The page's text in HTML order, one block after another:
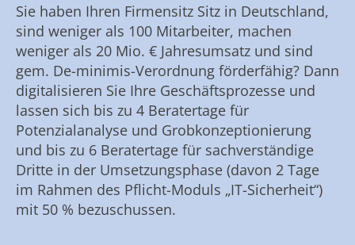
Sie haben Ihren Firmensitz Sitz in Deutschland,
sind weniger als 100 Mitarbeiter, machen
weniger als 20 Mio. € Jahresumsatz und sind
gem. De-minimis-Verordnung förderfähig? Dann
digitalisieren Sie Ihre Geschäftsprozesse und
lassen sich bis zu 4 Beratertage für
Potenzialanalyse und Grobkonzeptionierung
und bis zu 6 Beratertage für sachverständige
Dritte in der Umsetzungsphase (davon 2 Tage
im Rahmen des Pflicht-Moduls „IT-Sicherheit“)
mit 50 % bezuschussen.